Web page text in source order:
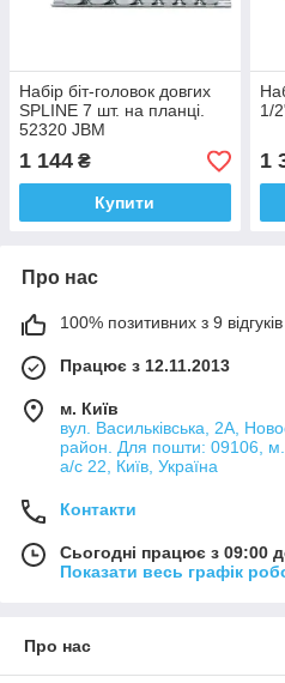
Набір біт-головок довгих
SPLINE 7 шт. на планці.
52320 JBM
1 144 ₴
Купити
1/
1
Про нас
100% позитивних з 9 відгуків
Працює з 12.11.2013
м. Київ
вул. Васильківська, 2А,
район. Для пошти: 09106, м.
а/с 22, Київ, Україна
Контакти
Сьогодні працює з 09:00
Показати весь графік
Про нас